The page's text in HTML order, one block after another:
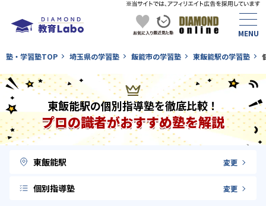
塾・学習塾TOP 埼玉県の学習塾 飯能市の学習塾 東飯能駅の学習塾
東飯能駅の個別指導塾を徹底比較！
プロの識者がおすすめ塾を解説
東飯能駅 変更
個別指導塾 変更